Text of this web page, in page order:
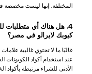
المختلفة. إنها ليست مخصصة
4. هل هناك أي متطلبات
كيوبك لايرالو في مصر؟
غالبًا ما لا تحتوي غالبية
عند استخدام أكواد الكوبونات
الأدنى للشراء مرتبطة